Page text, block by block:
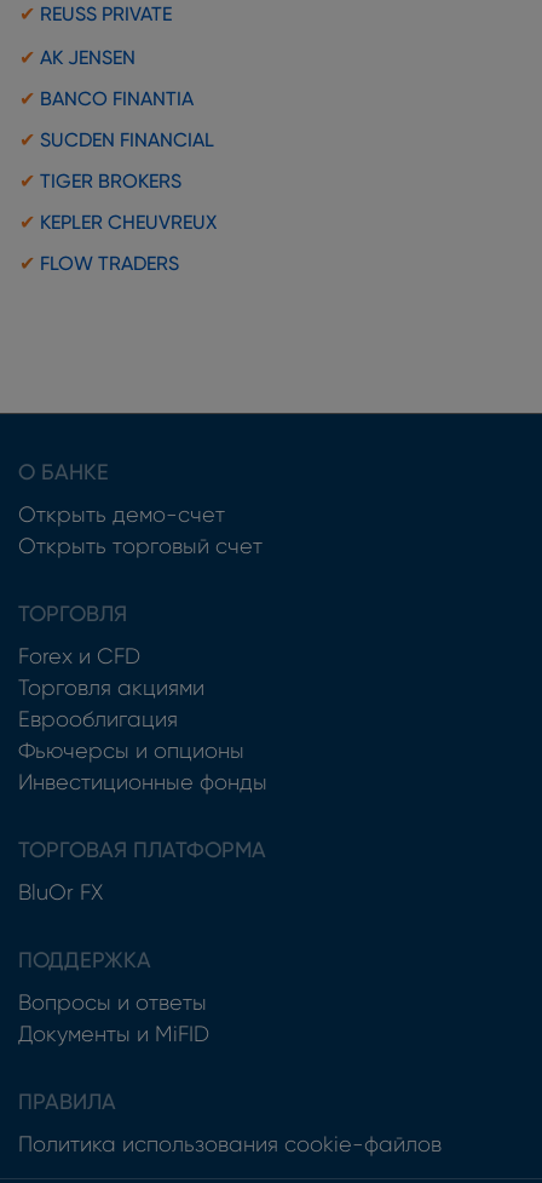
✔ REUSS PRIVATE
✔ AK JENSEN
✔ BANCO FINANTIA
✔ SUCDEN FINANCIAL
✔ TIGER BROKERS
✔ KEPLER CHEUVREUX
✔ FLOW TRADERS
О БАНКЕ
Открыть демо-счет
Открыть торговый счет
ТОРГОВЛЯ
Forex и CFD
Торговля акциями
Еврооблигация
Фьючерсы и опционы
Инвестиционные фонды
ТОРГОВАЯ ПЛАТФОРМА
BluOr FX
ПОДДЕРЖКА
Вопросы и ответы
Документы и MiFID
ПРАВИЛА
Политика использования cookie-файлов